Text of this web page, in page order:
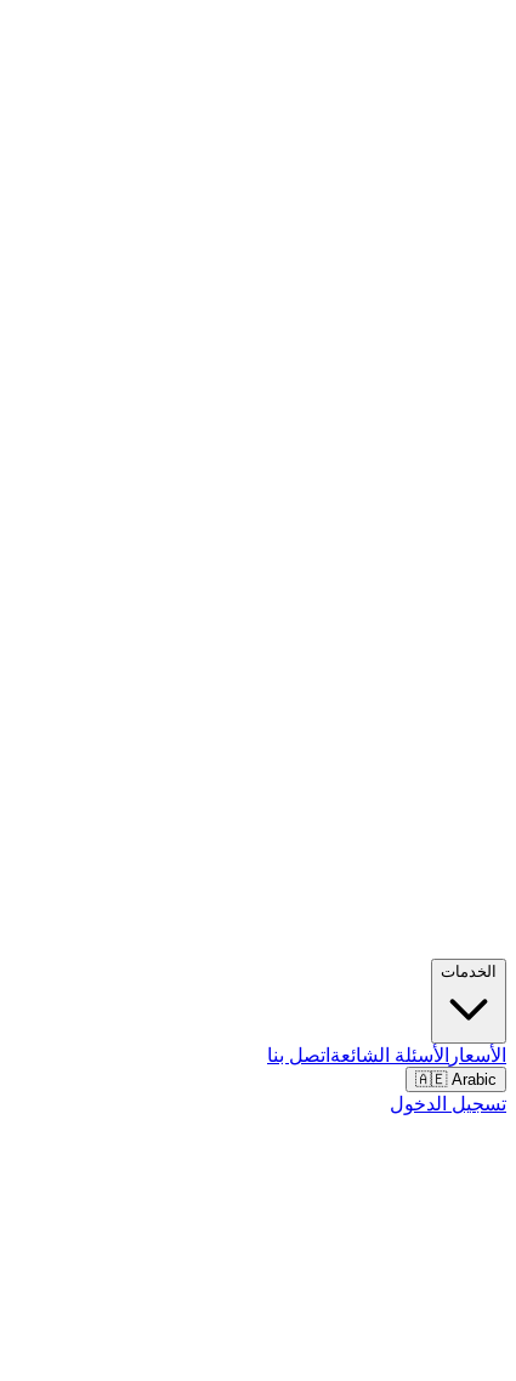
الخدمات
الأسعار الأسئلة الشائعة اتصل بنا
🇦🇪 Arabic
تسجيل الدخول